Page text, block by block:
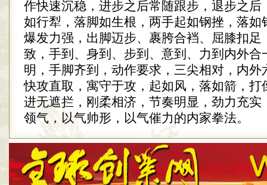
作快速沉稳，进步之后常随跟步，退步之后
如行犁，落脚如生根，两手起如钢挫，落如
爆发力强，出脚迈步、裹胯合裆、屈膝扣足
致，手到、身到、步到、意到、力到内外合
明，手脚齐到，动作要求，三尖相对，内外
快攻直取，寓守于攻，起如风，落如箭，打
进无遮拦，刚柔相济，节奏明显，劲力充实
领气，以气帅形，以气催力的内家拳法。